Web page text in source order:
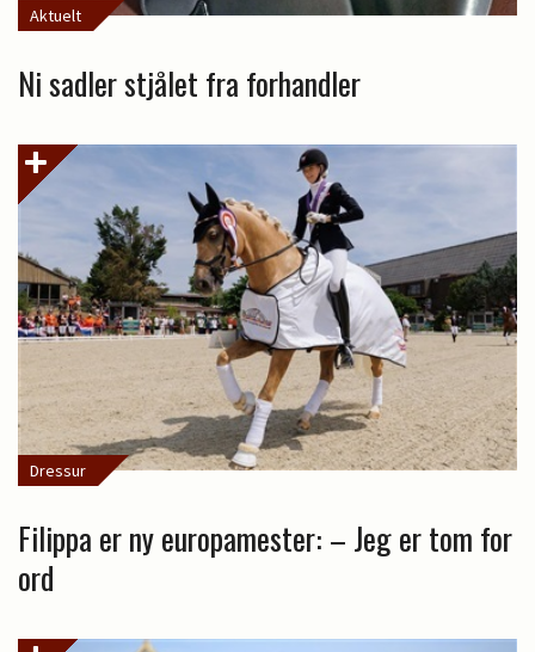
Aktuelt
Ni sadler stjålet fra forhandler
Dressur
Filippa er ny europamester: – Jeg er tom for
ord